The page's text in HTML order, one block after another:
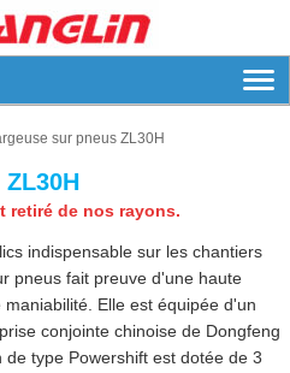
sur pneus ZL30H
retiré de nos rayons.
indispensable sur les chantiers
pneus fait preuve d'une haute
Elle est équipée d'un
conjointe chinoise de Dongfeng
type Powershift est dotée de 3